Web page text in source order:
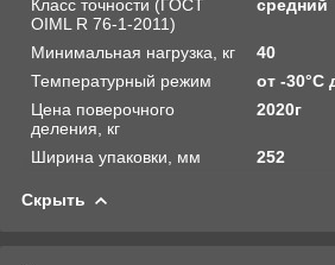
Класс точности (ГОСТ
OIML R 76-1-2011)
средний
Минимальная нагрузка, кг
40
Температурный режим
от -30°C
Цена поверочного
деления, кг
2020г
Ширина упаковки, мм 252
Скрыть